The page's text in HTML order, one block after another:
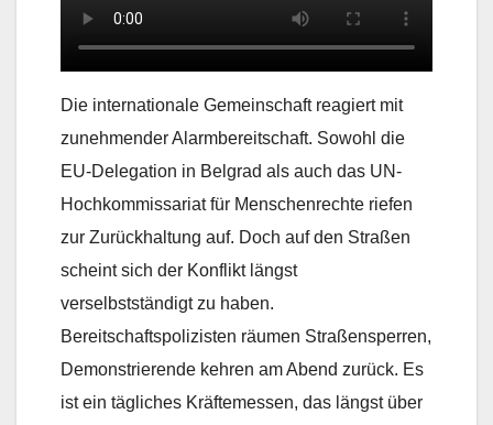
Die internationale Gemeinschaft reagiert mit
zunehmender Alarmbereitschaft. Sowohl die
EU-Delegation in Belgrad als auch das UN-
Hochkommissariat für Menschenrechte riefen
zur Zurückhaltung auf. Doch auf den Straßen
scheint sich der Konflikt längst
verselbstständigt zu haben.
Bereitschaftspolizisten räumen Straßensperren,
Demonstrierende kehren am Abend zurück. Es
ist ein tägliches Kräftemessen, das längst über